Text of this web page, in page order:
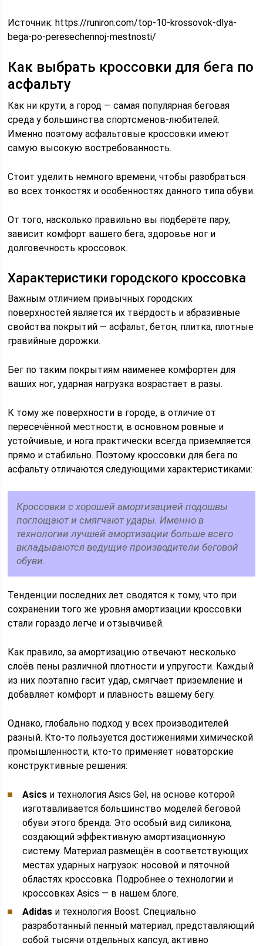
Источник:https://runiron.com/top-10-krossovok-dlya-
bega-po-peresechennoj-mestnosti/
Как выбрать кроссовки для бега по
асфальту
Как ни крути, а город — самая популярная беговая
среда у большинства спортсменов-любителей.
Именно поэтому асфальтовые кроссовки имеют
самую высокую востребованность.
Стоит уделить немного времени, чтобы разобраться
во всех тонкостях и особенностях данного типа обуви.
От того, насколько правильно вы подберёте пару,
зависит комфорт вашего бега, здоровье ног и
долговечность кроссовок.
Характеристики городского кроссовка
Важным отличием привычных городских
поверхностей является их твёрдость и абразивные
свойства покрытий — асфальт, бетон, плитка, плотные
гравийные дорожки.
Бег по таким покрытиям наименее комфортен для
ваших ног, ударная нагрузка возрастает в разы.
К тому же поверхности в городе, в отличие от
пересечённой местности, в основном ровные и
устойчивые, и нога практически всегда приземляется
прямо и стабильно. Поэтому кроссовки для бега по
асфальту отличаются следующими характеристиками:
Кроссовки с хорошей амортизацией подошвы
поглощают и смягчают удары. Именно в
технологии лучшей амортизации больше всего
вкладываются ведущие производители беговой
обуви.
Тенденции последних лет сводятся к тому, что при
сохранении того же уровня амортизации кроссовки
стали гораздо легче и отзывчивей.
Как правило, за амортизацию отвечают несколько
слоёв пены различной плотности и упругости. Каждый
из них поэтапно гасит удар, смягчает приземление и
добавляет комфорт и плавность вашему бегу.
Однако, глобально подход у всех производителей
разный. Кто-то пользуется достижениями химической
промышленности, кто-то применяет новаторские
конструктивные решения:
Asics и технология Asics Gel, на основе которой
изготавливается большинство моделей беговой
обуви этого бренда. Это особый вид силикона,
создающий эффективную амортизационную
систему. Материал размещён в соответствующих
местах ударных нагрузок: носовой и пяточной
областях кроссовка. Подробнее о технологии и
кроссовках Asics — в нашем блоге.
Adidas и технология Boost. Специально
разработанный пенный материал, представляющий
собой тысячи отдельных капсул, активно